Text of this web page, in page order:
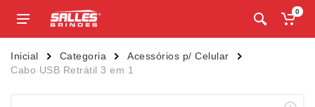
0
Inicial Categoria
Acessórios p/ Celular
Cabo USB Retrátil 3 em 1